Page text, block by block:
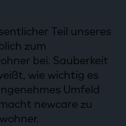
Teil unseres
zum
bei. Sauberkeit
wie wichtig es
Umfeld
newcare zu